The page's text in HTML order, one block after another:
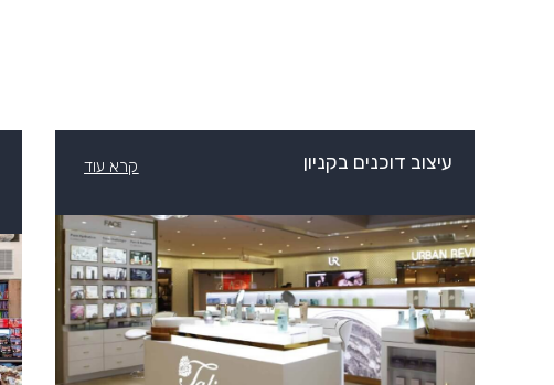
עיצוב דוכנים בקניון קרא עוד